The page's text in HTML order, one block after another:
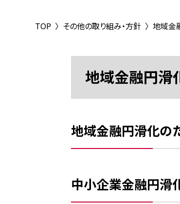
TOP 〉 その他の取り組み・方針 〉 地域金
地域金融円滑
地域金融円滑化の
中小企業金融円滑